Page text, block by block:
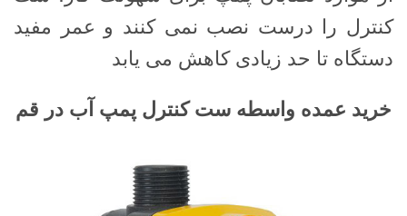
کنترل را درست نصب نمی کنند و عمر مفید
دستگاه تا حد زیادی کاهش می یابد
خرید عمده واسطه ست کنترل پمپ آب در قم